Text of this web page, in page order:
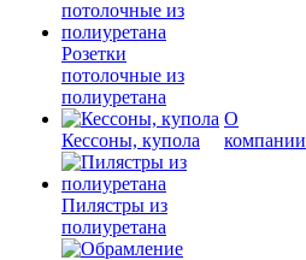
Розетки
потолочные из
полиуретана
Кессоны, купола
Пилястры из
полиуретана
О
компании